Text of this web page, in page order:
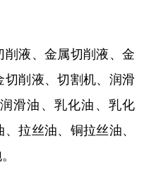
削液 、金属切削液、金
切削液、切割机、润滑
滑油、乳化油、乳化
拉丝油、铜拉丝油、
。